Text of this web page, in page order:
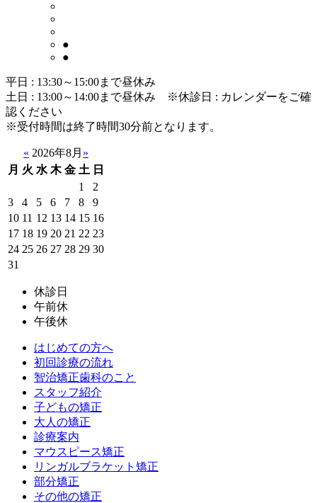
●
●
平日 : 13:30～15:00まで昼休み
土日 : 13:00～14:00まで昼休み
※休診日 : カレンダーをご確
認ください
※受付時間は終了時間30分前となります。
« 2026年8月 »
月 火 水 木 金 土 日
1
2
3
4 5 6 7 8
9
10 11 12 13 14 15 16
17 18 19 20 21 22 23
24 25 26 27 28 29 30
31
休診日
午前休
午後休
はじめての方へ
初回診療の流れ
智治矯正歯科のこと
スタッフ紹介
子どもの矯正
大人の矯正
診療案内
マウスピース矯正
リンガルブラケット矯正
部分矯正
その他の矯正